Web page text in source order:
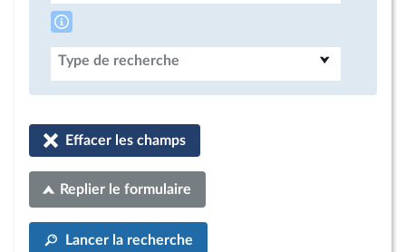
Type de recherche
Effacer les champs
Replier le formulaire
Lancer la recherche